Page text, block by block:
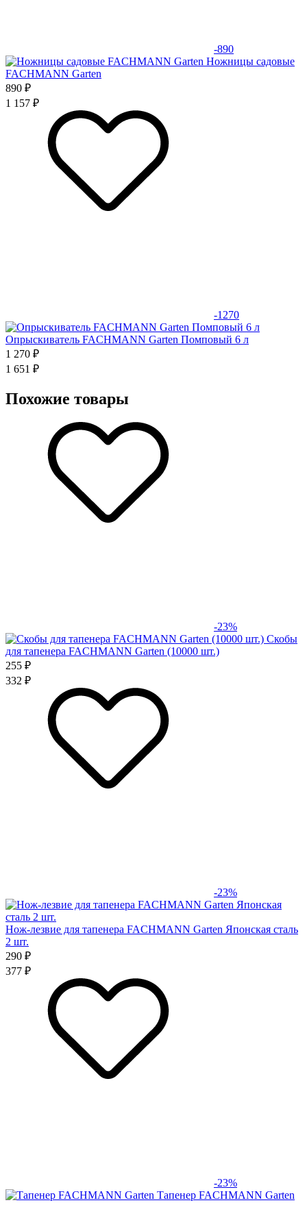
-890
Ножницы садовые
FACHMANN Garten
890 ₽
1 157 ₽
-1270
Опрыскиватель FACHMANN Garten Помповый 6 л
1 270 ₽
1 651 ₽
Похожие товары
-23%
Скобы
для тапенера FACHMANN Garten (10000 шт.)
255 ₽
332 ₽
-23%
Нож-лезвие для тапенера FACHMANN Garten Японская сталь
2 шт.
290 ₽
377 ₽
-23%
Тапенер FACHMANN Garten